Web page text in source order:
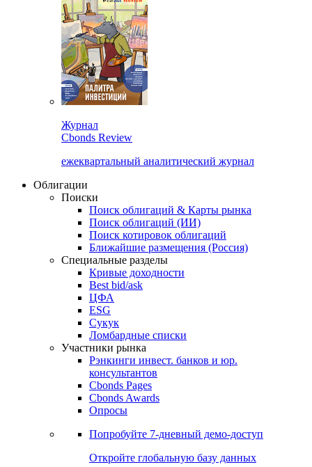
Журнал
Cbonds Review
ежеквартальный аналитический журнал
Облигации
Поиски
Поиск облигаций & Карты рынка
Поиск облигаций (ИИ)
Поиск котировок облигаций
Ближайшие размещения (Россия)
Специальные разделы
Кривые доходности
Best bid/ask
ЦФА
ESG
Сукук
Ломбардные списки
Участники рынка
Рэнкинги инвест. банков и юр.
консультантов
Cbonds Pages
Cbonds Awards
Опросы
Попробуйте 7-дневный демо-доступ
Откройте глобальную базу данных